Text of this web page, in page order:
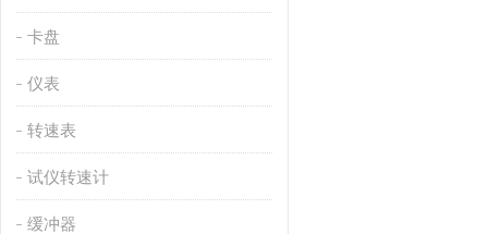
卡盘
仪表
转速表
试仪转速计
缓冲器